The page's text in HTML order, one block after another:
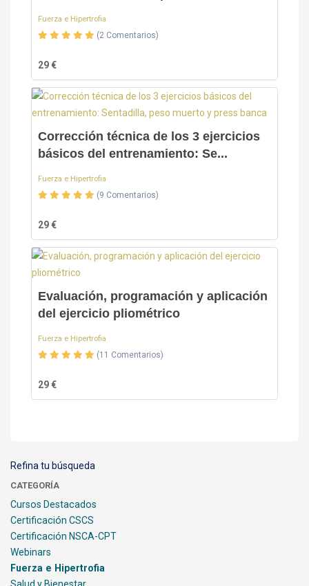
Fuerza e Hipertrofia
(2 Comentarios)
29 €
Corrección técnica de los 3 ejercicios
básicos del entrenamiento: Se...
Fuerza e Hipertrofia
(9 Comentarios)
29 €
Evaluación, programación y aplicación
del ejercicio pliométrico
Fuerza e Hipertrofia
(11 Comentarios)
29 €
Refina tu búsqueda
CATEGORÍA
Cursos Destacados
Certificación CSCS
Certificación NSCA-CPT
Webinars
Fuerza e Hipertrofia